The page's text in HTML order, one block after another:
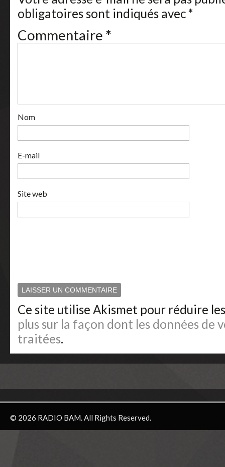
obligatoires sont indiqués avec*
Commentaire *
Nom
E-mail
Site web
Ce site utilise Akismet pour réduire
plus sur la façon dont les données de
traitées.
© 2026 RADIO BAM. All Rights Reserved.